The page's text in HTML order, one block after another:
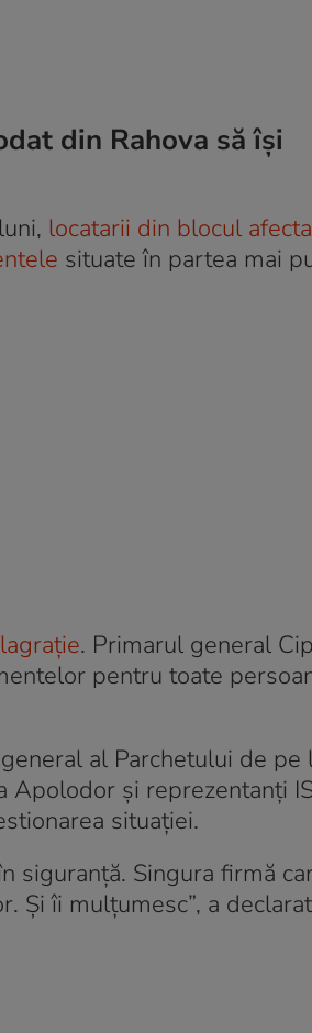
din Rahova să își
locatarii din blocul
situate în partea mai
. Primarul general
pentru toate
al Parchetului de pe
și reprezentanți
situației.
siguranță. Singura firmă
Și îi mulțumesc”, a